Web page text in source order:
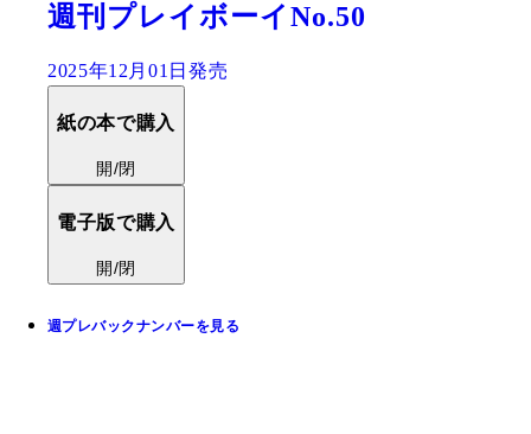
週刊プレイボーイNo.50
2025年12月01日発売
紙の本で購入
開/閉
電子版で購入
開/閉
週プレバックナンバーを見る